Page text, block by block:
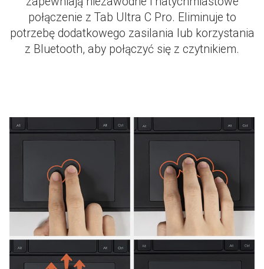
połączenie z Tab Ultra C Pro. Eliminuje to
potrzebę dodatkowego zasilania lub korzystania
z Bluetooth, aby połączyć się z czytnikiem.